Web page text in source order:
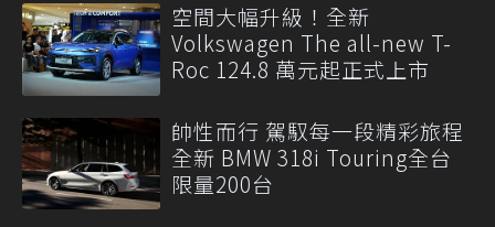
空間大幅升級！全新
Volkswagen The all-new T-
Roc 124.8 萬元起正式上市
帥性而行 駕馭每一段精彩旅程
全新 BMW 318i Touring全台
限量200台